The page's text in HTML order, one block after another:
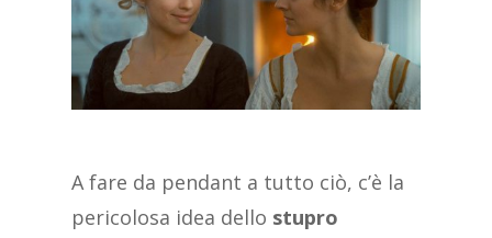
A fare da pendant a tutto ciò, c’è la
pericolosa idea dello stupro